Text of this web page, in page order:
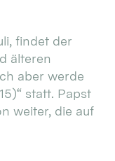
findet der
älteren
aber werde
statt. Papst
weiter, die auf